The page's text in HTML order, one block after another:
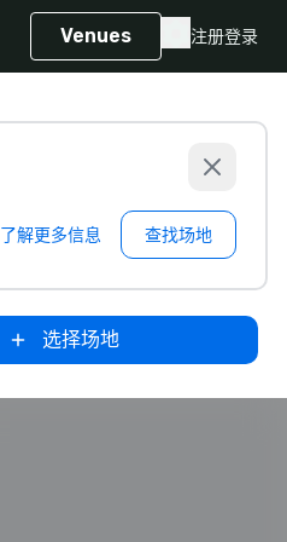
Venues 注册登录
了解更多信息 查找场地
选择场地